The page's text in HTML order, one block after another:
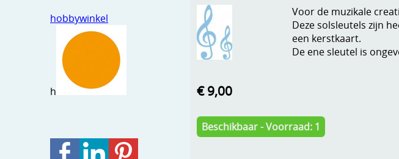
hobbywinkel
h
Voor de muzikale
Deze solsleutels zijn
een kerstkaart.
De ene sleutel is
€ 9,00
Beschikbaar - Voorraad: 1